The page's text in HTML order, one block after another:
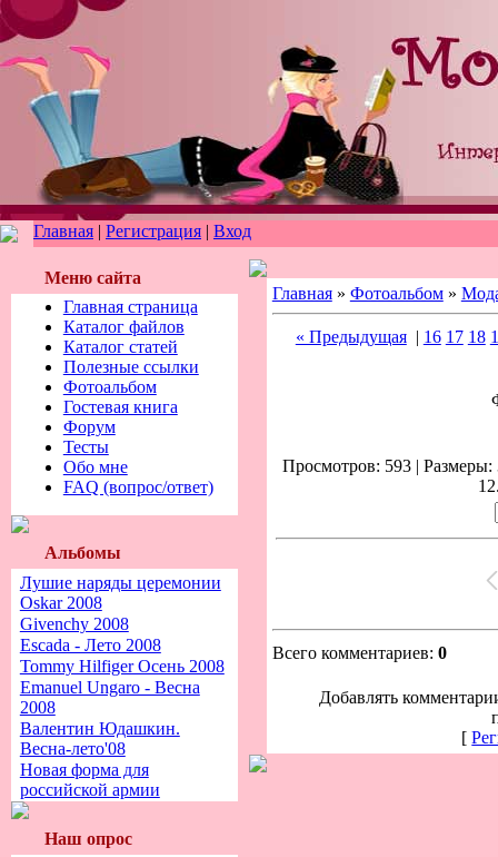
Главная | Регистрация | Вход
Меню сайта
Главная страница
Каталог файлов
Каталог статей
Полезные ссылки
Фотоальбом
Гостевая книга
Форум
Тесты
Обо мне
FAQ (вопрос/ответ)
Альбомы
Лушие наряды церемонии
Oskar 2008
Givenchy 2008
Escada - Лето 2008
Tommy Hilfiger Осень 2008
Emanuel Ungaro - Весна
2008
Валентин Юдашкин.
Весна-лето'08
Новая форма для
российской армии
Наш опрос
Главная» Фотоальбом»
« Предыдущая| 16 17 18
Просмотров: 593 |
Всего комментариев: 0
Добавлять
[